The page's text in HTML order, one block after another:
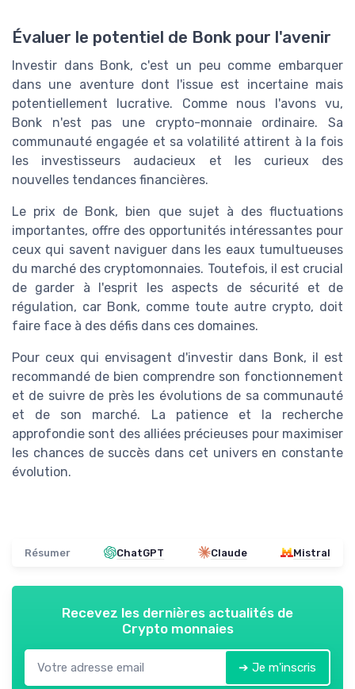
Évaluer le potentiel de Bonk pour l'avenir
Investir dans Bonk, c'est un peu comme embarquer
dans une aventure dont l'issue est incertaine mais
potentiellement lucrative. Comme nous l'avons vu,
Bonk n'est pas une crypto-monnaie ordinaire. Sa
communauté engagée et sa volatilité attirent à la fois
les investisseurs audacieux et les curieux des
nouvelles tendances financières.
Le prix de Bonk, bien que sujet à des fluctuations
importantes, offre des opportunités intéressantes pour
ceux qui savent naviguer dans les eaux tumultueuses
du marché des cryptomonnaies. Toutefois, il est crucial
de garder à l'esprit les aspects de sécurité et de
régulation, car Bonk, comme toute autre crypto, doit
faire face à des défis dans ces domaines.
Pour ceux qui envisagent d'investir dans Bonk, il est
recommandé de bien comprendre son fonctionnement
et de suivre de près les évolutions de sa communauté
et de son marché. La patience et la recherche
approfondie sont des alliées précieuses pour maximiser
les chances de succès dans cet univers en constante
évolution.
Résumer ChatGPT Claude Mistral
Recevez les dernières actualités de
Crypto monnaies
➔ Je m'inscris